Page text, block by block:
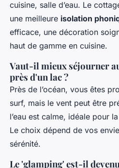
cuisine, salle d’eau. Le
une meilleure isolation
efficace, une décoration
haut de gamme en cuisine.
Vaut-il mieux séjourner
près d'un lac ?
Près de l’océan, vous êtes
surf, mais le vent peut être
l’eau est calme, idéale pour
Le choix dépend de vos
sérénité.
Le 'glamping' est-il